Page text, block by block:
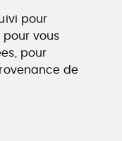
pour
vous
pour
de